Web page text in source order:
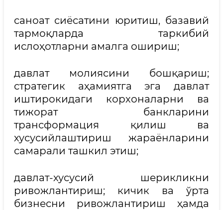
саноат сиёсатини юритиш, базавий
тармоқларда таркибий
ислоҳотларни амалга ошириш;
давлат молиясини бошқариш;
стратегик аҳамиятга эга давлат
иштирокидаги корхоналарни ва
тижорат банкларини
трансформация қилиш ва
хусусийлаштириш жараёнларини
самарали ташкил этиш;
давлат-хусусий шерикликни
ривожлантириш; кичик ва ўрта
бизнесни ривожлантириш ҳамда